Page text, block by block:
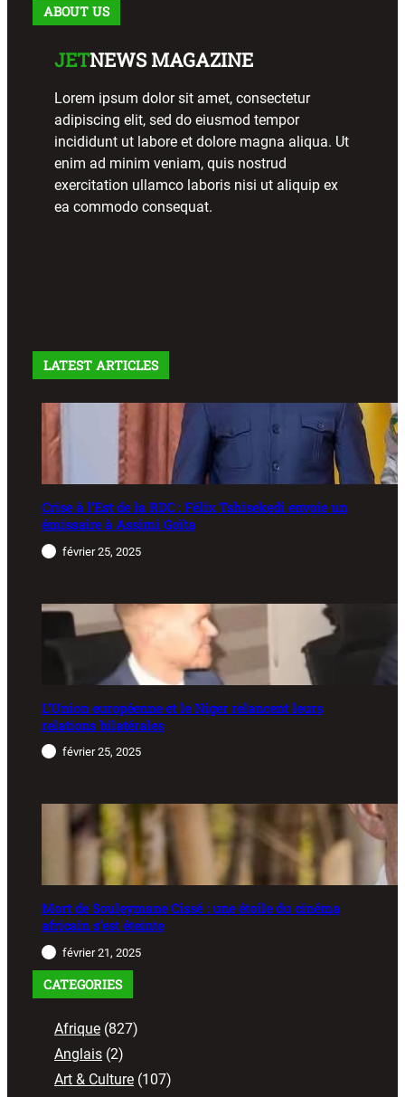
ABOUT US
JETNEWS MAGAZINE
Lorem ipsum dolor sit amet, consectetur
adipiscing elit, sed do eiusmod tempor
incididunt ut labore et dolore magna aliqua. Ut
enim ad minim veniam, quis nostrud
exercitation ullamco laboris nisi ut aliquip ex
ea commodo consequat.
LATEST ARTICLES
Crise à l’Est de la RDC : Félix Tshisekedi envoie un
émissaire à Assimi Goïta
février 25, 2025
L’Union européenne et le Niger relancent leurs
relations bilatérales
février 25, 2025
Mort de Souleymane Cissé : une étoile du cinéma
africain s’est éteinte
février 21, 2025
CATEGORIES
Afrique (827)
Anglais (2)
Art & Culture (107)